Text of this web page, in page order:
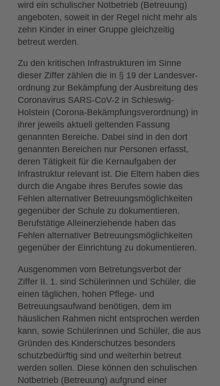
wird ein schulischer Notbetrieb (Betreuung)
angeboten, soweit in der Regel nicht mehr als
zehn Kinder in einer Gruppe gleichzeitig
betreut werden.
Zu den kritischen Infrastrukturen im Sinne
dieser Ziffer zählen die in § 19 der Landesver-
ordnung zur Bekämpfung der Ausbreitung des
Coronavirus SARS-CoV-2 in Schleswig-
Holstein (Corona-Bekämpfungsverordnung) in
ihrer jeweils aktuell geltenden Fassung
genannten Bereiche. Dabei sind in den dort
genannten Bereichen nur Personen erfasst,
deren Tätigkeit für die Kernaufgaben der
Infrastruktur relevant ist. Die Eltern haben dies
durch die Angabe ihres Berufes sowie das
Fehlen alternativer Betreuungsmöglichkeiten
gegenüber der Schule zu dokumentieren.
Berufstätige Alleinerziehende haben das
Fehlen alternativer Betreuungsmöglichkeiten
gegenüber der Einrichtung zu dokumentieren.
Ausgenommen vom Betretungsverbot der
Ziffer II. 1. sind Schülerinnen und Schüler, die
einen täglichen, hohen Pflege- und
Betreuungsaufwand benötigen, dem im
häuslichen Rahmen nicht entsprochen werden
kann, sowie Schülerinnen und Schüler, die aus
Gründen des Kinderschutzes besonders
schutzbedürftig sind und weiterhin betreut
werden sollen. Diese können den schulischen
Notbetrieb (Betreuung) aufgrund einer